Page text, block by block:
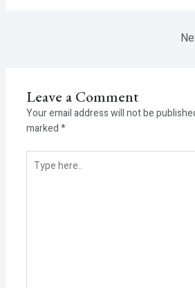
Leave a Comment
Your email address will not be
marked*
here..